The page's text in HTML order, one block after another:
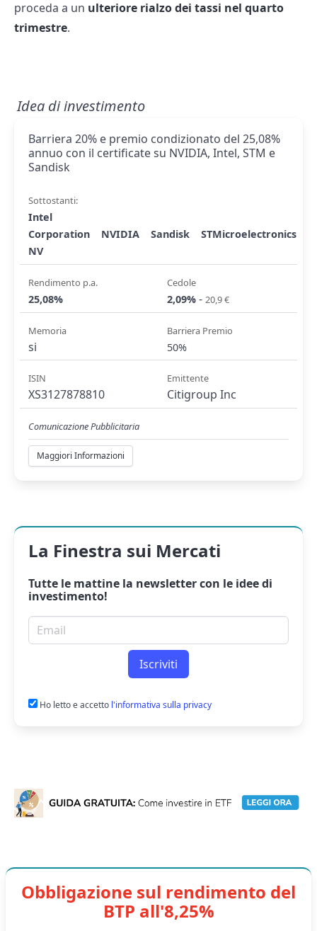
proceda a un ulteriore rialzo dei tassi nel quarto
trimestre.
Idea di investimento
Barriera 20% e premio condizionato del 25,08%
annuo con il certificate su NVIDIA, Intel, STM e
Sandisk
Sottostanti:
Intel
Corporation
NVIDIA Sandisk
STMicroelectronics
NV
Rendimento p.a.
25,08%
Cedole
2,09% - 20,9 €
Memoria
si
Barriera Premio
50%
ISIN
XS3127878810
Emittente
Citigroup Inc
Comunicazione Pubblicitaria
Maggiori Informazioni
La Finestra sui Mercati
Tutte le mattine la newslettercon le idee di
investimento!
Email per newsletter
Iscriviti
Ho letto e accetto l'informativa sulla privacy
Obbligazione sul rendimento del
BTP all'8,25%